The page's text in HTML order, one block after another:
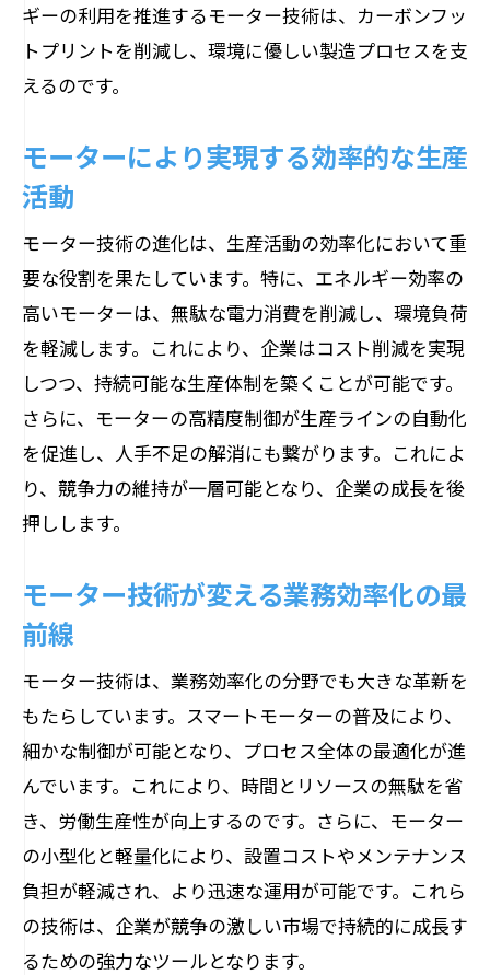
ギーの利用を推進するモーター技術は、カーボンフッ
トプリントを削減し、環境に優しい製造プロセスを支
えるのです。
モーターにより実現する効率的な生産
活動
モーター技術の進化は、生産活動の効率化において重
要な役割を果たしています。特に、エネルギー効率の
高いモーターは、無駄な電力消費を削減し、環境負荷
を軽減します。これにより、企業はコスト削減を実現
しつつ、持続可能な生産体制を築くことが可能です。
さらに、モーターの高精度制御が生産ラインの自動化
を促進し、人手不足の解消にも繋がります。これによ
り、競争力の維持が一層可能となり、企業の成長を後
押しします。
モーター技術が変える業務効率化の最
前線
モーター技術は、業務効率化の分野でも大きな革新を
もたらしています。スマートモーターの普及により、
細かな制御が可能となり、プロセス全体の最適化が進
んでいます。これにより、時間とリソースの無駄を省
き、労働生産性が向上するのです。さらに、モーター
の小型化と軽量化により、設置コストやメンテナンス
負担が軽減され、より迅速な運用が可能です。これら
の技術は、企業が競争の激しい市場で持続的に成長す
るための強力なツールとなります。